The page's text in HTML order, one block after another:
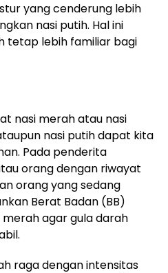
yang cenderung lebih
nasi putih. Hal ini
tetap lebih familiar bagi
nasi merah atau nasi
nasi putih dapat kita
Pada penderita
orang dengan riwayat
orang yang sedang
Berat Badan (BB)
agar gula darah
raga dengan intensitas